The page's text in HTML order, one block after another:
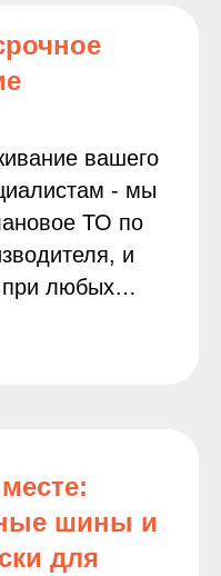
о колёсах
вы можете
наших
задаче.
вашего
- мы
ТО по
и
любых
служить
останутся
шины и
для